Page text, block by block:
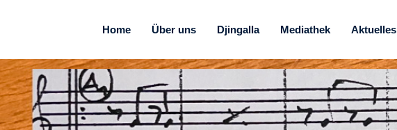
Home Über uns Djingalla Mediathek Aktuelles